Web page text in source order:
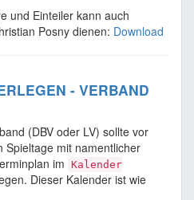
und Einteiler kann auch
Posny dienen: Download
- VERBAND
(DBV oder LV) sollte vor
Spieltage mit namentlicher
im Kalender
Dieser Kalender ist wie